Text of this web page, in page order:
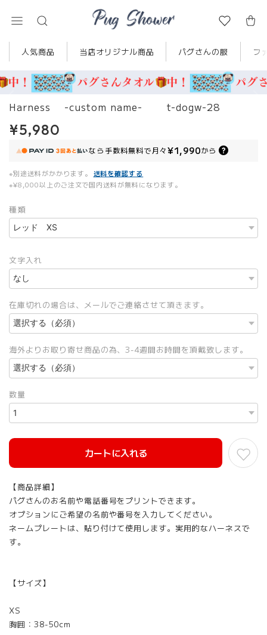
人気商品 当店オリジナル商品 パグさんの服 フ
Harness -custom name- t-dogw-28
¥5,980
なら 手数料無料で月々¥1,990から
※別途送料がかかります。
送料を確認する
※¥8,000以上のご注文で国内送料が無料になります。
種類
文字入れ
在庫切れの場合は、メールでご連絡させて頂きます。
海外よりお取り寄せ商品の為、3-4週間お時間を頂戴致します。
数量
カートに入れる
【商品詳細】
パグさんのお名前や電話番号をプリントできます。
オプションにご希望の名前や番号を入力してください。
ネームプレートは、貼り付けて使用します。実用的なハーネスで
す。
【サイズ】
XS
胸囲：38-50cm